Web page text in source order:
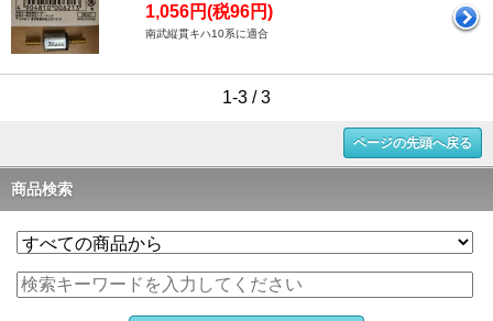
1,056円(税96円)
南武縦貫キハ10系に適合
1-3 / 3
ページの先頭へ戻る
商品検索